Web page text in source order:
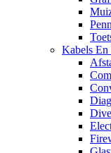
Kabels En